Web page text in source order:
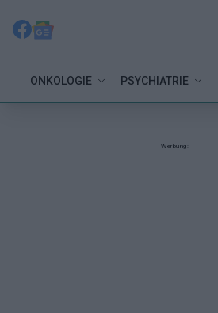
ONKOLOGIE PSYCHIATRIE
Werbung: